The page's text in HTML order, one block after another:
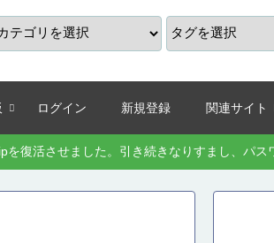
ログイン 新規登録 関連サイト
復活させました。引き続きなりすまし、パ